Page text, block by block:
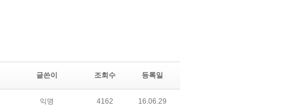
글쓴이 조회수 등록일
익명 4162 16.06.29